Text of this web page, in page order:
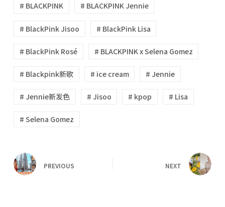
# BLACKPINK # BLACKPINK Jennie
# BlackPink Jisoo # BlackPink Lisa
# BlackPink Rosé # BLACKPINK x Selena Gomez
# Blackpink新歌 # ice cream # Jennie
# Jennie新发色 # Jisoo # kpop # Lisa
# Selena Gomez
PREVIOUS NEXT